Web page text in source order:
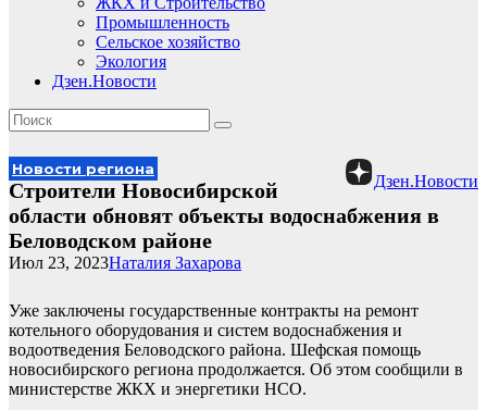
Промышленность
Сельское хозяйство
Экология
Дзен.Новости
Дзен.Новости
Новости региона
Строители Новосибирской
области обновят объекты водоснабжения в
Беловодском районе
Наталия Захарова
Июл 23, 2023
Уже заключены государственные контракты на ремонт
котельного оборудования и систем водоснабжения и
водоотведения Беловодского района. Шефская помощь
новосибирского региона продолжается. Об этом сообщили в
министерстве ЖКХ и энергетики НСО.